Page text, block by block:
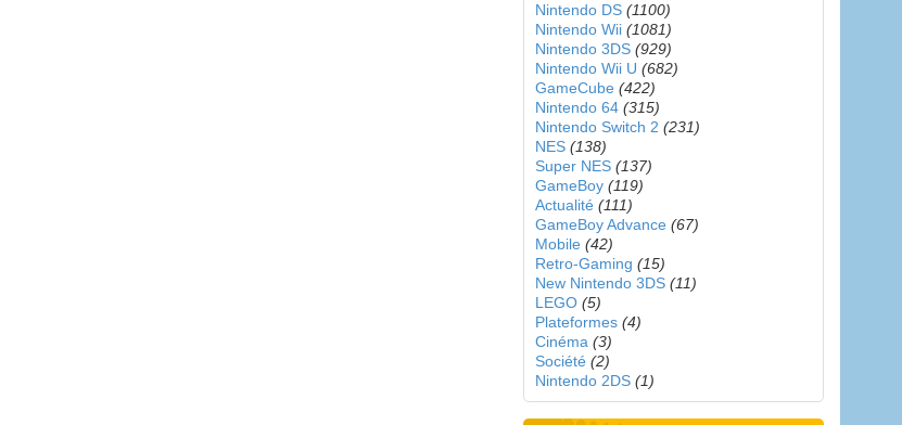
Nintendo DS (1100)
Nintendo Wii (1081)
Nintendo 3DS (929)
Nintendo Wii U (682)
GameCube (422)
Nintendo 64 (315)
Nintendo Switch 2 (231)
NES (138)
Super NES (137)
GameBoy (119)
Actualité (111)
GameBoy Advance (67)
Mobile (42)
Retro-Gaming (15)
New Nintendo 3DS (11)
LEGO (5)
Plateformes (4)
Cinéma (3)
Société (2)
Nintendo 2DS (1)